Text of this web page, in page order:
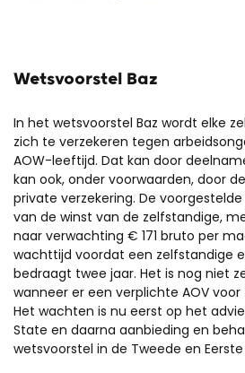
Wetsvoorstel Baz
In het wetsvoorstel Baz wordt elke
zich te verzekeren tegen
AOW-leeftijd. Dat kan door
kan ook, onder voorwaarden, door
private verzekering. De
van de winst van de zelfstandige,
naar verwachting € 171 bruto per
wachttijd voordat een zelfstandige
bedraagt twee jaar. Het is nog niet
wanneer er een verplichte AOV
Het wachten is nu eerst op het
State en daarna aanbieding en
wetsvoorstel in de Tweede en